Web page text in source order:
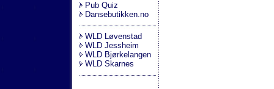
Pub Quiz
Dansebutikken.no
WLD Løvenstad
WLD Jessheim
WLD Bjørkelangen
WLD Skarnes